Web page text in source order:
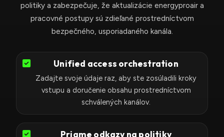
1
politiky a zabezpečuje, že aktualizácie energyproair a
pracovné postupy sú zdieľané prostredníctvom
bezpečného, usporiadaného kanála.
Unified access orchestration
Zadajte svoje údaje raz, aby ste zosúladili kroky
vstupu a doručenie obsahu prostredníctvom
schválených kanálov.
Priame odkazy na politiky